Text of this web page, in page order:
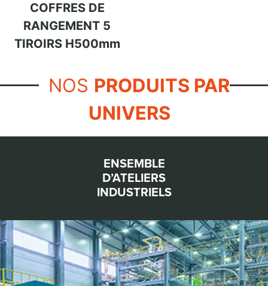
COFFRES DE
RANGEMENT 5
TIROIRS H500mm
NOS PRODUITS PAR
UNIVERS
ENSEMBLE
D’ATELIERS
INDUSTRIELS